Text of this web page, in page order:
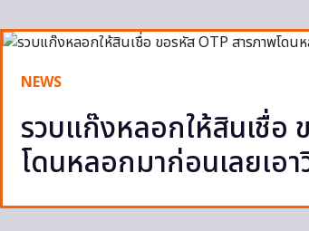
NEWS
รวบแก๊งหลอกให้สินเชื่อ
โดนหลอกมาก่อนเลยเอา